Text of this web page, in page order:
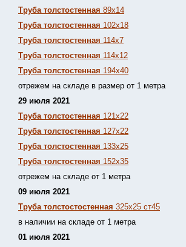
Труба толстостенная 89х14
Труба толстостенная 102х18
Труба толстостенная 114х7
Труба толстостенная 114х12
Труба толстостенная 194х40
отрежем на складе в размер от 1 метра
29 июля 2021
Труба толстостенная 121х22
Труба толстостенная 127х22
Труба толстостенная 133х25
Труба толстостенная 152х35
отрежем на складе от 1 метра
09 июля 2021
Труба толстостостенная 325х25 ст45
в наличии на складе от 1 метра
01 июля 2021